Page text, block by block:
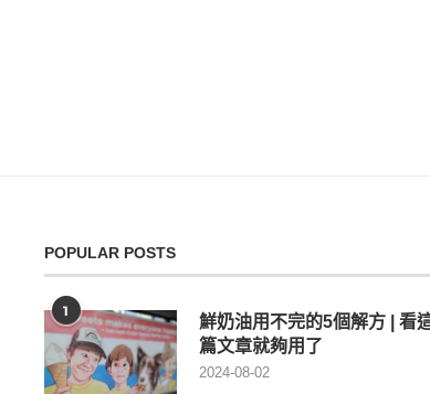
POPULAR POSTS
1
鮮奶油用不完的5個解方 | 看
篇文章就夠用了
2024-08-02